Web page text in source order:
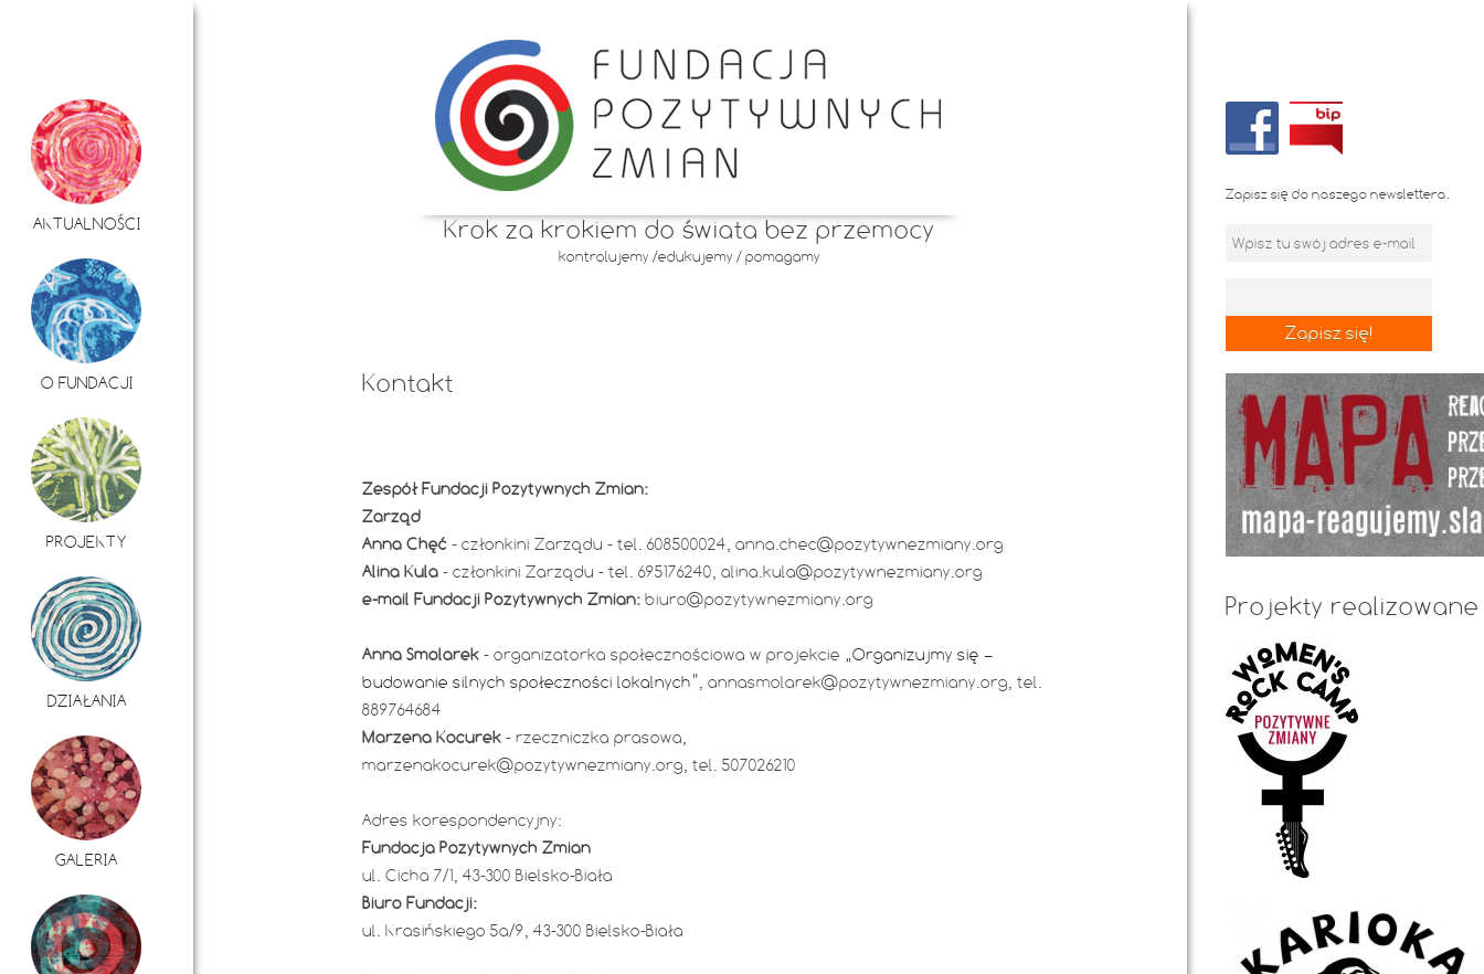
AKTUALNOŚCI
O FUNDACJI
PROJEKTY
DZIAŁANIA
GALERIA
Krok za krokiem do świata bez przemocy
kontrolujemy /edukujemy / pomagamy
Kontakt
Zespół Fundacji Pozytywnych Zmian:
Zarząd
Anna Chęć - członkini Zarządu - tel. 608500024, anna.chec@pozytywnezmiany.org
Alina Kula- członkini Zarządu - tel. 695176240, alina.kula@pozytywnezmiany.org
e-mail Fundacji Pozytywnych Zmian: biuro@pozytywnezmiany.org
Anna Smolarek - organizatorka społecznościowa w projekcie „Organizujmy się –
budowanie silnych społeczności lokalnych” annasmolarek@pozytywnezmiany.org , tel.
889764684
Marzena Kocurek- rzeczniczka prasowa,
marzenakocurek@pozytywnezmiany.org , tel. 507026210
Adres korespondencyjny:
Fundacja Pozytywnych Zmian
ul. Cicha 7/1, 43-300 Bielsko-Biała
Biuro Fundacji:
ul. Krasińskiego 5a/9, 43-300 Bielsko-Biała
Zapisz się do naszego newslettera.
Projekty realizowane